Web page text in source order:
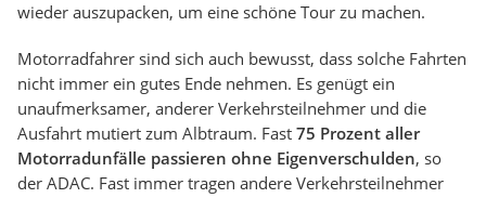
wieder auszupacken, um eine schöne Tour zu machen.
Motorradfahrer sind sich auch bewusst, dass solche Fahrten
nicht immer ein gutes Ende nehmen. Es genügt ein
unaufmerksamer, anderer Verkehrsteilnehmer und die
Ausfahrt mutiert zum Albtraum. Fast 75 Prozent aller
Motorradunfälle passieren ohne Eigenverschulden, so
der ADAC. Fast immer tragen andere Verkehrsteilnehmer